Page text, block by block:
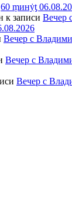
60 ṃинẏƫ
к записи Вечер
Вечер с
Вечер с
Вечер с